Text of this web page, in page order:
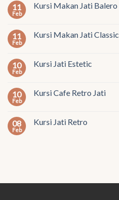
11
Feb
Kursi Makan Jati Balero
11
Feb
Kursi Makan Jati Classic
10
Feb
Kursi Jati Estetic
10
Feb
Kursi Cafe Retro Jati
08
Feb
Kursi Jati Retro